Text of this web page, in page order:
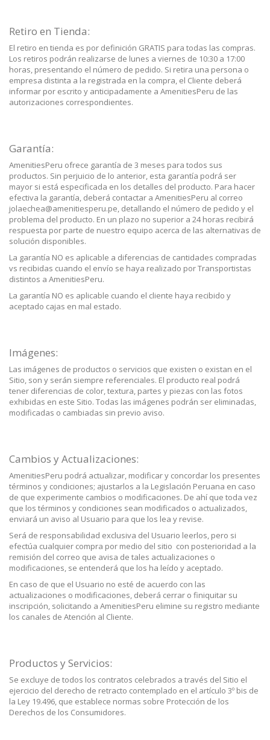
Retiro en Tienda:
El retiro en tienda es por definición GRATIS para todas las compras.
Los retiros podrán realizarse de lunes a viernes de 10:30 a 17:00
horas, presentando el número de pedido. Si retira una persona o
empresa distinta a la registrada en la compra, el Cliente deberá
informar por escrito y anticipadamente a AmenitiesPeru de las
autorizaciones correspondientes.
Garantía:
AmenitiesPeru ofrece garantía de 3 meses para todos sus
productos. Sin perjuicio de lo anterior, esta garantía podrá ser
mayor si está especificada en los detalles del producto. Para hacer
efectiva la garantía, deberá contactar a AmenitiesPeru al correo
jolaechea@amenitiesperu.pe, detallando el número de pedido y el
problema del producto. En un plazo no superior a 24 horas recibirá
respuesta por parte de nuestro equipo acerca de las alternativas de
solución disponibles.
La garantía NO es aplicable a diferencias de cantidades compradas
vs recibidas cuando el envío se haya realizado por Transportistas
distintos a AmenitiesPeru.
La garantía NO es aplicable cuando el cliente haya recibido y
aceptado cajas en mal estado.
Imágenes:
Las imágenes de productos o servicios que existen o existan en el
Sitio, son y serán siempre referenciales. El producto real podrá
tener diferencias de color, textura, partes y piezas con las fotos
exhibidas en este Sitio. Todas las imágenes podrán ser eliminadas,
modificadas o cambiadas sin previo aviso.
Cambios y Actualizaciones:
AmenitiesPeru podrá actualizar, modificar y concordar los presentes
términos y condiciones; ajustarlos a la Legislación Peruana en caso
de que experimente cambios o modificaciones. De ahí que toda vez
que los términos y condiciones sean modificados o actualizados,
enviará un aviso al Usuario para que los lea y revise.
Será de responsabilidad exclusiva del Usuario leerlos, pero si
efectúa cualquier compra por medio del sitio con posterioridad a la
remisión del correo que avisa de tales actualizaciones o
modificaciones, se entenderá que los ha leído y aceptado.
En caso de que el Usuario no esté de acuerdo con las
actualizaciones o modificaciones, deberá cerrar o finiquitar su
inscripción, solicitando a AmenitiesPeru elimine su registro mediante
los canales de Atención al Cliente.
Productos y Servicios:
Se excluye de todos los contratos celebrados a través del Sitio el
ejercicio del derecho de retracto contemplado en el artículo 3º bis de
la Ley 19.496, que establece normas sobre Protección de los
Derechos de los Consumidores.